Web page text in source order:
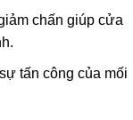
chấn giúp cửa
tấn công của mối